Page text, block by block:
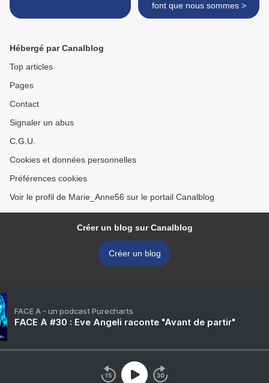
font que nous sommes >
Hébergé par Canalblog
Top articles
Pages
Contact
Signaler un abus
C.G.U.
Cookies et données personnelles
Préférences cookies
Voir le profil de Marie_Anne56 sur le portail Canalblog
Créer un blog sur Canalblog
Créer un blog
FACE A - un podcast Purecharts
FACE A #30 : Eve Angeli raconte "Avant de partir"